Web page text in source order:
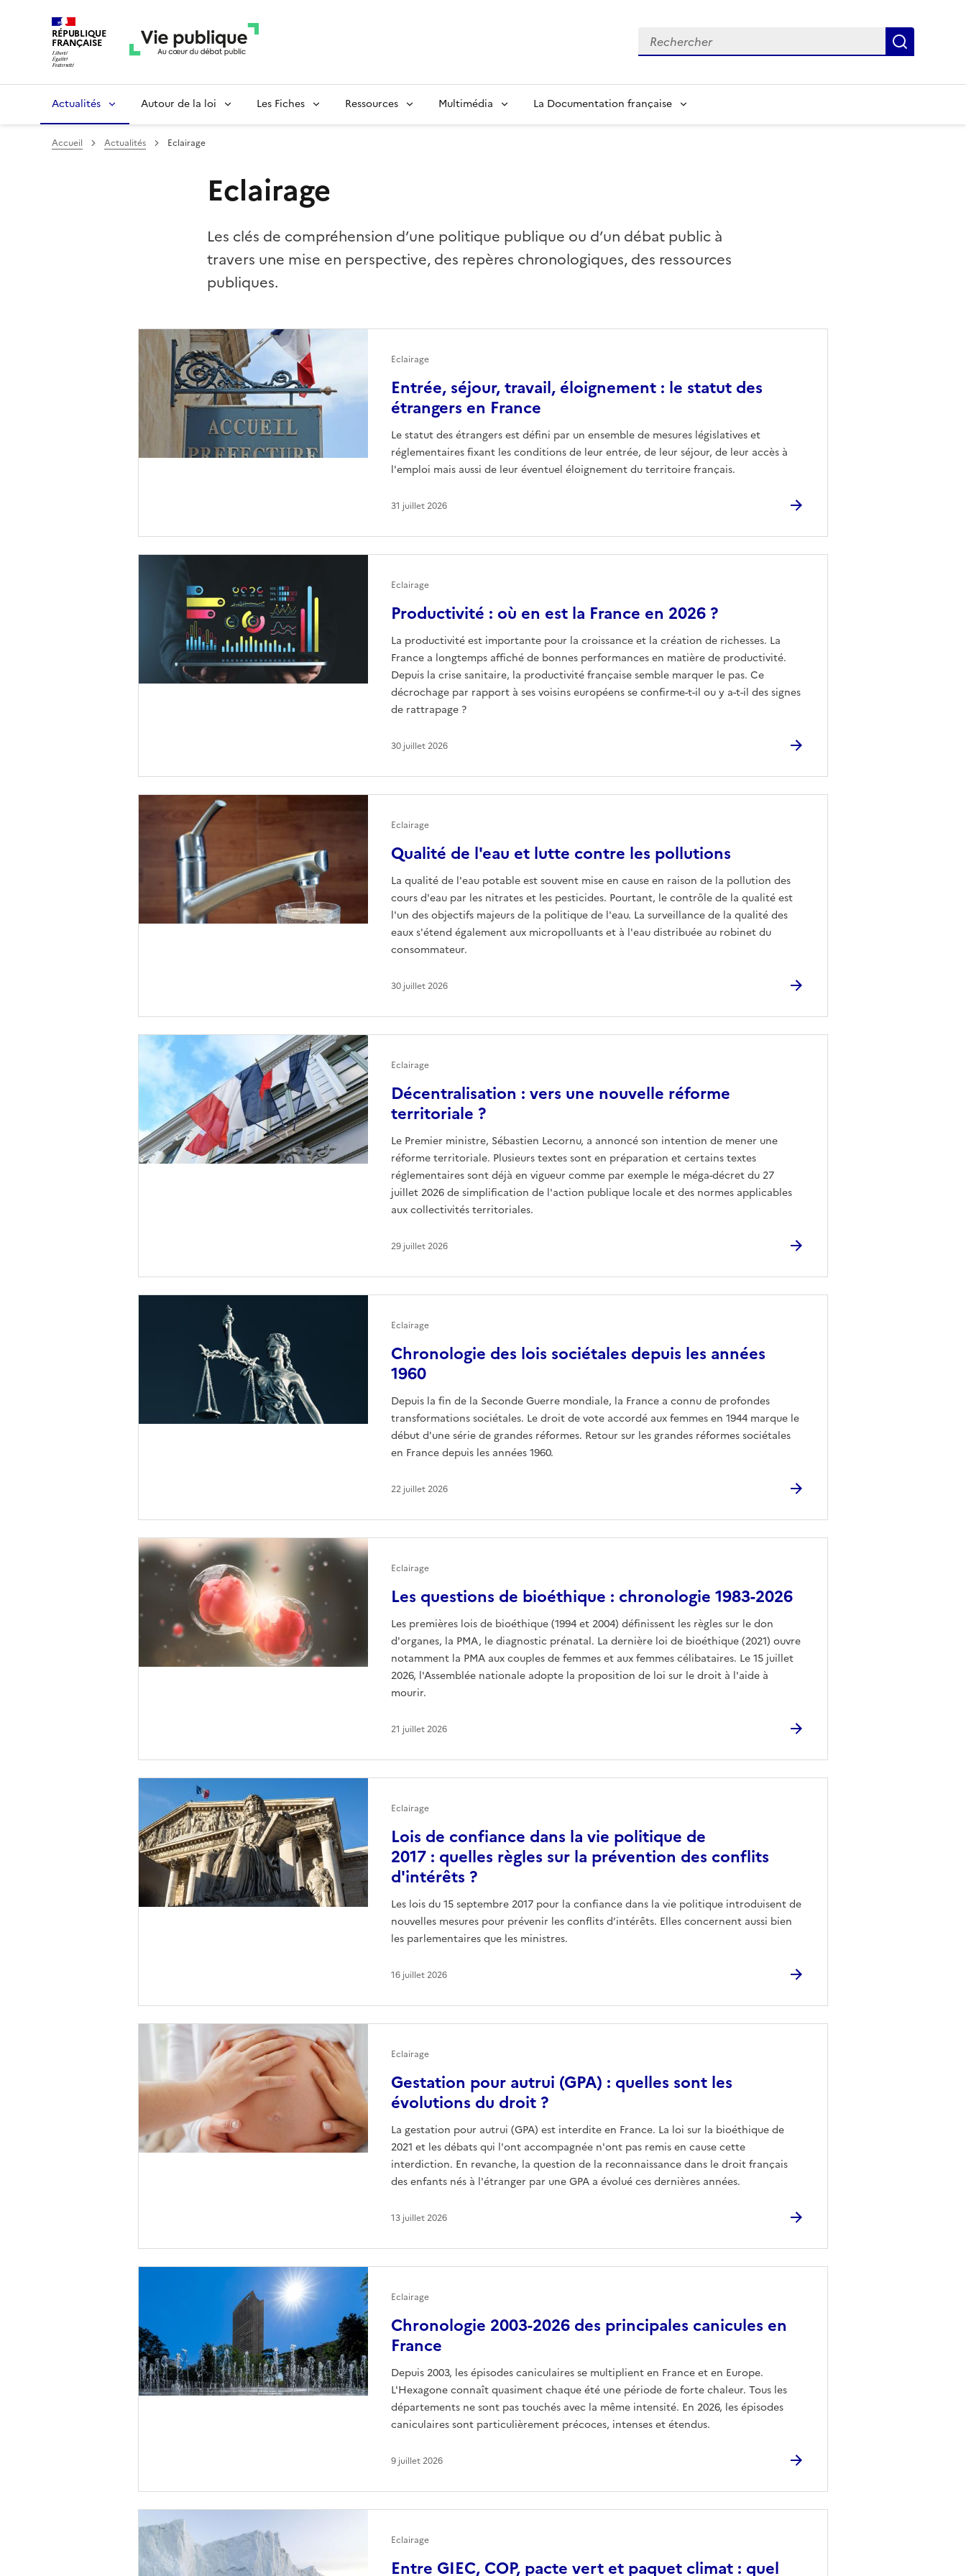
RÉPUBLIQUE
FRANÇAISE Recherche
Actualités Autour de la loi Les Fiches Ressources Multimédia La Documentation française
Accueil Actualités Eclairage
Eclairage
Les clés de compréhension d’une politique publique ou d’un débat public à
travers une mise en perspective, des repères chronologiques, des ressources
publiques.
Entrée, séjour, travail, éloignement : le statut des
étrangers en France
Le statut des étrangers est défini par un ensemble de mesures législatives et
réglementaires fixant les conditions de leur entrée, de leur séjour, de leur accès à
l'emploi mais aussi de leur éventuel éloignement du territoire français.
Eclairage
31 juillet 2026
Productivité : où en est la France en 2026 ?
La productivité est importante pour la croissance et la création de richesses. La
France a longtemps affiché de bonnes performances en matière de productivité.
Depuis la crise sanitaire, la productivité française semble marquer le pas. Ce
décrochage par rapport à ses voisins européens se confirme-t-il ou y a-t-il des signes
de rattrapage ?
Eclairage
30 juillet 2026
Qualité de l'eau et lutte contre les pollutions
La qualité de l'eau potable est souvent mise en cause en raison de la pollution des
cours d'eau par les nitrates et les pesticides. Pourtant, le contrôle de la qualité est
l'un des objectifs majeurs de la politique de l'eau. La surveillance de la qualité des
eaux s'étend également aux micropolluants et à l'eau distribuée au robinet du
consommateur.
Eclairage
30 juillet 2026
Décentralisation : vers une nouvelle réforme
territoriale ?
Le Premier ministre, Sébastien Lecornu, a annoncé son intention de mener une
réforme territoriale. Plusieurs textes sont en préparation et certains textes
réglementaires sont déjà en vigueur comme par exemple le méga-décret du 27
juillet 2026 de simplification de l'action publique locale et des normes applicables
aux collectivités territoriales.
Eclairage
29 juillet 2026
Chronologie des lois sociétales depuis les années
1960
Depuis la fin de la Seconde Guerre mondiale, la France a connu de profondes
transformations sociétales. Le droit de vote accordé aux femmes en 1944 marque le
début d'une série de grandes réformes. Retour sur les grandes réformes sociétales
en France depuis les années 1960.
Eclairage
22 juillet 2026
Les questions de bioéthique : chronologie 1983-2026
Les premières lois de bioéthique (1994 et 2004) définissent les règles sur le don
d'organes, la PMA, le diagnostic prénatal. La dernière loi de bioéthique (2021) ouvre
notamment la PMA aux couples de femmes et aux femmes célibataires. Le 15 juillet
2026, l'Assemblée nationale adopte la proposition de loi sur le droit à l'aide à
mourir.
Eclairage
21 juillet 2026
Lois de confiance dans la vie politique de
2017 : quelles règles sur la prévention des conflits
d'intérêts ?
Les lois du 15 septembre 2017 pour la confiance dans la vie politique introduisent de
nouvelles mesures pour prévenir les conflits d’intérêts. Elles concernent aussi bien
les parlementaires que les ministres.
Eclairage
16 juillet 2026
Gestation pour autrui (GPA) : quelles sont les
évolutions du droit ?
La gestation pour autrui (GPA) est interdite en France. La loi sur la bioéthique de
2021 et les débats qui l'ont accompagnée n'ont pas remis en cause cette
interdiction. En revanche, la question de la reconnaissance dans le droit français
des enfants nés à l'étranger par une GPA a évolué ces dernières années.
Eclairage
13 juillet 2026
Chronologie 2003-2026 des principales canicules en
France
Depuis 2003, les épisodes caniculaires se multiplient en France et en Europe.
L'Hexagone connaît quasiment chaque été une période de forte chaleur. Tous les
départements ne sont pas touchés avec la même intensité. En 2026, les épisodes
caniculaires sont particulièrement précoces, intenses et étendus.
Eclairage
9 juillet 2026
Entre GIEC, COP, pacte vert et paquet climat : quel
Eclairage